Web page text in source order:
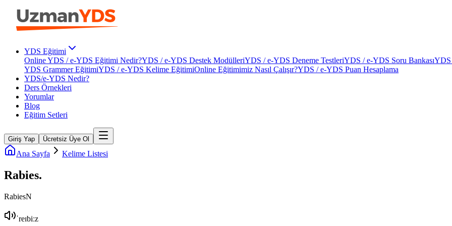
YDS Eğitimi
Online YDS / e-YDS Eğitimi Nedir?YDS / e-YDS Destek ModülleriYDS / e-YDS Deneme TestleriYDS / e-YDS Soru BankasıYDS
YDS Grammer EğitimiYDS / e-YDS Kelime EğitimiOnline Eğitimimiz Nasıl Çalışır?YDS / e-YDS Puan Hesaplama
YDS/e-YDS Nedir?
Ders Örnekleri
Yorumlar
Blog
Eğitim Setleri
Giriş Yap Ücretsiz Üye Ol
Ana Sayfa Kelime Listesi
Rabies.
RabiesN
ˈreɪbiːz